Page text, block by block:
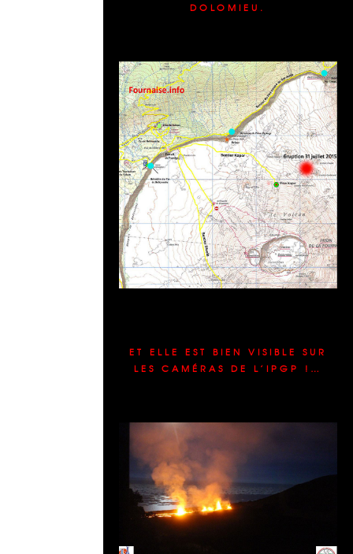
DOLOMIEU.
ET ELLE EST BIEN VISIBLE SUR
LES CAMÉRAS DE L’IPGP !…